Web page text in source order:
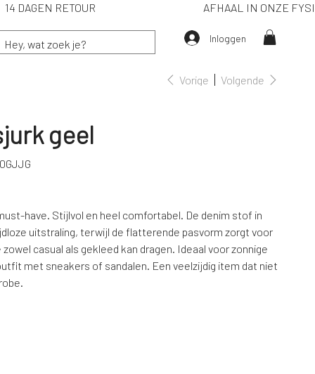
14 DAGEN RETOUR AFHAAL IN ONZE
Inloggen
Vorige Volgende
geel
have. Stijlvol en heel comfortabel. De denim stof in
uitstraling, terwijl de flatterende pasvorm zorgt voor
casual als gekleed kan dragen. Ideaal voor zonnige
met sneakers of sandalen. Een veelzijdig item dat niet